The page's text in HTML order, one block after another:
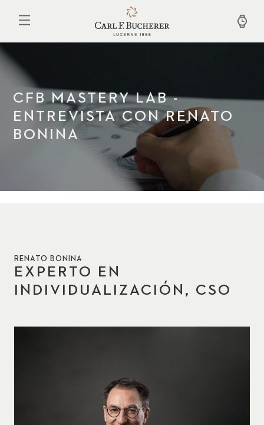
contenido
CFB MASTERY LAB -
ENTREVISTA CON RENATO
BONINA
RENATO BONINA
EXPERTO EN
INDIVIDUALIZACIÓN, CSO